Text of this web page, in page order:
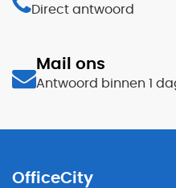
Direct antwoord
Mail ons
Antwoord binnen 1
OfficeCity